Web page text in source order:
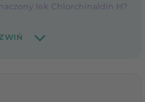
lek Chlorchinaldin H?